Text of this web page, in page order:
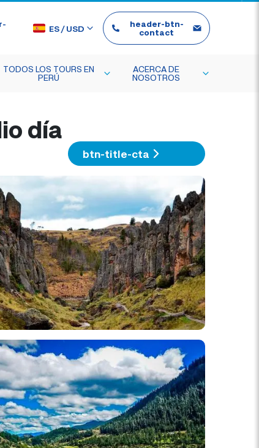
ES/USD
header-btn-
contact
TODOS LOS TOURS EN
PERÚ
ACERCA DE
NOSOTROS
día
btn-title-cta